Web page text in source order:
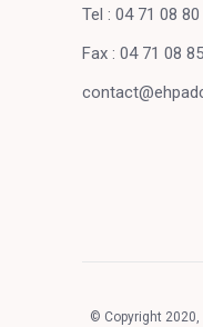
Tel : 04 71 08
Fax : 04 71 08
© Copyright 2020,